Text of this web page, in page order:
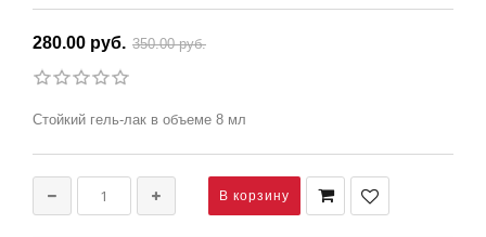
280.00 руб. 350.00 руб.
Стойкий гель-лак в объеме 8 мл